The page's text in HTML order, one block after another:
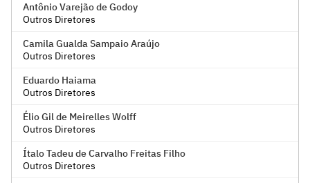
Antônio Varejão de Godoy
Outros Diretores
Camila Gualda Sampaio Araújo
Outros Diretores
Eduardo Haiama
Outros Diretores
Élio Gil de Meirelles Wolff
Outros Diretores
Ítalo Tadeu de Carvalho Freitas Filho
Outros Diretores